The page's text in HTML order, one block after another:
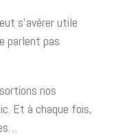
s’avérer utile
parlent pas
nos
Et à chaque fois,